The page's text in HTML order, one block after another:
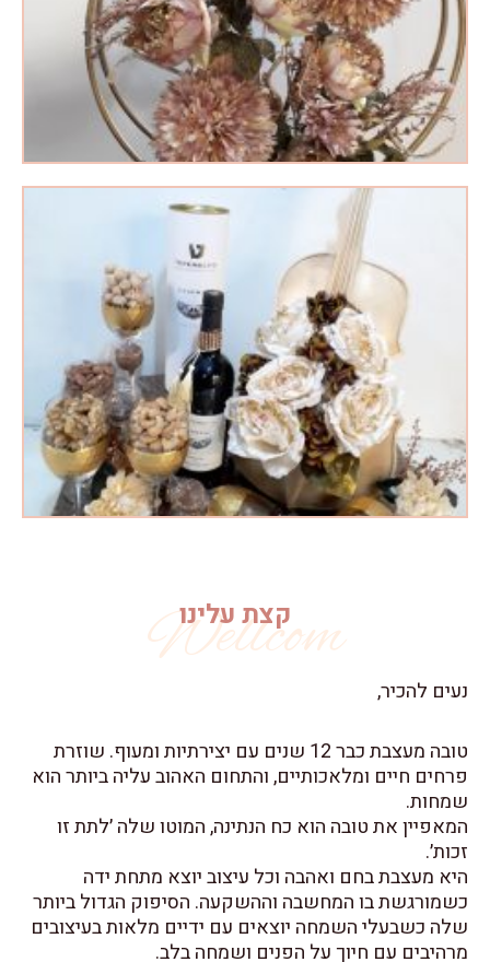
Wellcom
טובה מעצבת כבר 12 שנים עם יצירתיות ומעוף. שוזרת
והתחום האהוב עליה ביותר הוא
הוא כח הנתינה, המוטו שלה ׳לתת זו
ואהבה וכל עיצוב יוצא מתחת ידה
המחשבה וההשקעה. הסיפוק הגדול ביותר
השמחה יוצאים עם ידיים מלאות בעיצובים
חיוך על הפנים ושמחה בלב.